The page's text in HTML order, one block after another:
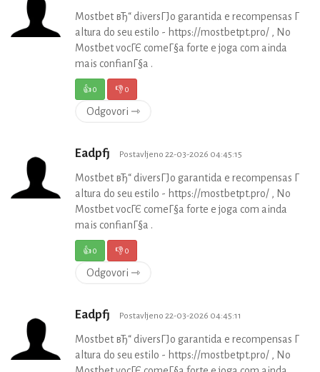
Mostbet вЂ“ diversГЈo garantida e recompensas Г
altura do seu estilo - https://mostbetpt.pro/ , No
Mostbet vocГЄ comeГ§a forte e joga com ainda
mais confianГ§a .
👍0 👎0
Odgovori ⇾
Eadpfj Postavljeno 22-03-2026 04:45:15
Mostbet вЂ“ diversГЈo garantida e recompensas Г
altura do seu estilo - https://mostbetpt.pro/ , No
Mostbet vocГЄ comeГ§a forte e joga com ainda
mais confianГ§a .
👍0 👎0
Odgovori ⇾
Eadpfj Postavljeno 22-03-2026 04:45:11
Mostbet вЂ“ diversГЈo garantida e recompensas Г
altura do seu estilo - https://mostbetpt.pro/ , No